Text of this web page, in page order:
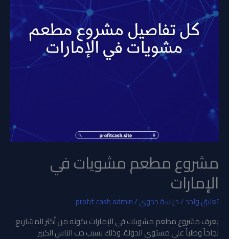
مشروع مطعم مشويات في
الإمارات
تعليق واحد/دراسة جدوى/
profit cash admin
يعرف مشروع مطعم مشويات في الإمارات بكونه من أكثر المشاريع
نجاحاً وطلباً على مستوى الدولة، وذلك بسبب حب الناس الكبير